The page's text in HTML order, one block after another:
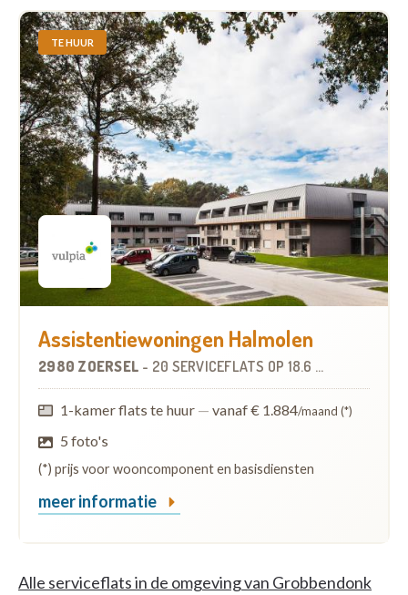
TE HUUR
Assistentiewoningen Halmolen
2980 ZOERSEL - 20 SERVICEFLATS OP 18.6 KM
1-kamer flats te huur — vanaf € 1.884/maand (*)
5 foto's
(*) prijs voor wooncomponent en basisdiensten
meer informatie
Alle serviceflats in de omgeving van Grobbendonk